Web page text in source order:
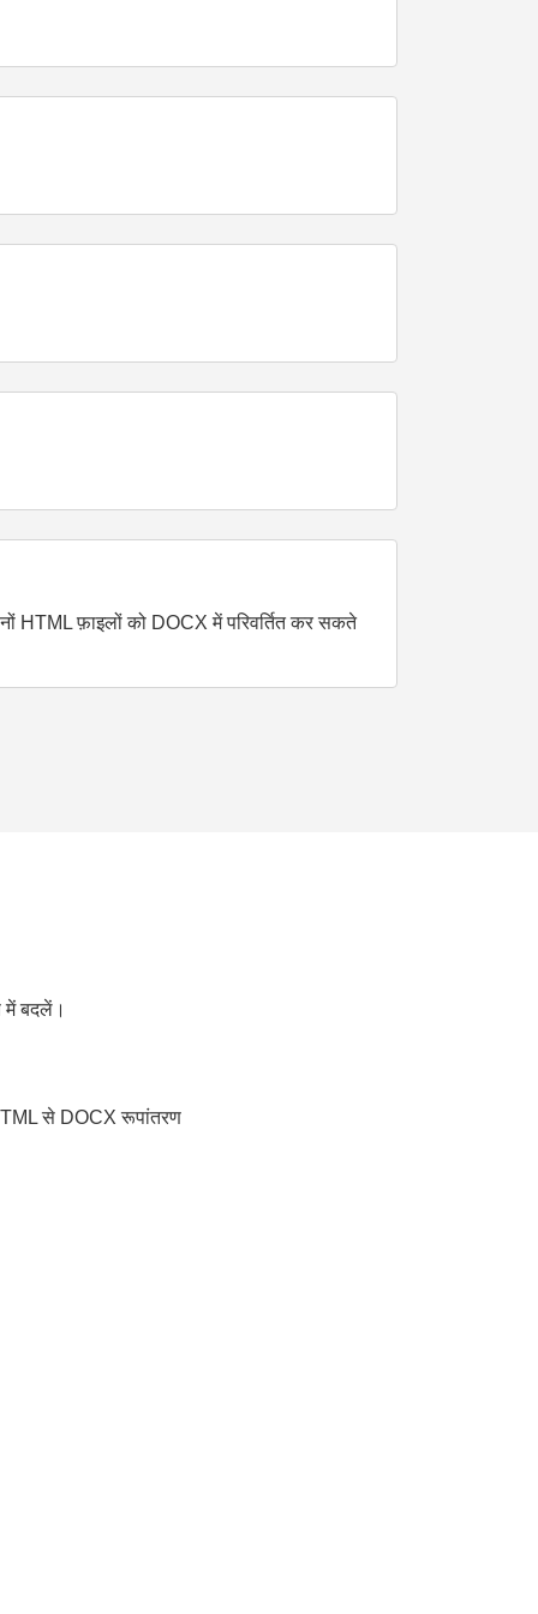
HTML फ़ाइलों को DOCX में परिवर्तित कर सकते
में बदलें।